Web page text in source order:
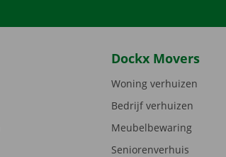
Dockx Movers
Woning verhuizen
Bedrijf verhuizen
Meubelbewaring
Seniorenverhuis